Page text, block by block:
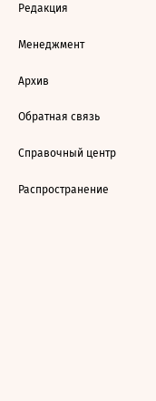
Редакция
Менеджмент
Архив
Обратная связь
Справочный центр
Распространение